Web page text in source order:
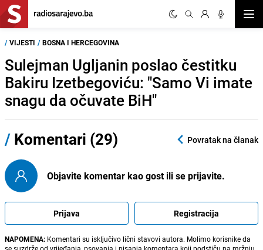
/ VIJESTI / BOSNA I HERCEGOVINA
Sulejman Ugljanin poslao čestitku
Bakiru Izetbegoviću: "Samo Vi imate
snagu da očuvate BiH"
/ Komentari (29) Povratak na članak
Objavite komentar kao gost ili se prijavite.
Prijava Registracija
NAPOMENA: Komentari su isključivo lični stavovi autora. Molimo korisnike da